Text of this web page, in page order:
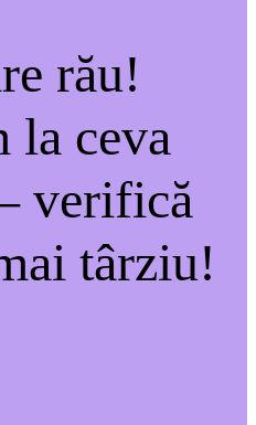
rău!
la ceva
verifică
târziu!